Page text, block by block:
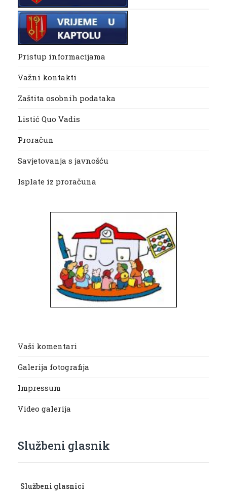
Pristup informacijama
Važni kontakti
Zaštita osobnih podataka
Listić Quo Vadis
Proračun
Savjetovanja s javnošću
Isplate iz proračuna
Vaši komentari
Galerija fotografija
Impressum
Video galerija
Službeni glasnik
Službeni glasnici